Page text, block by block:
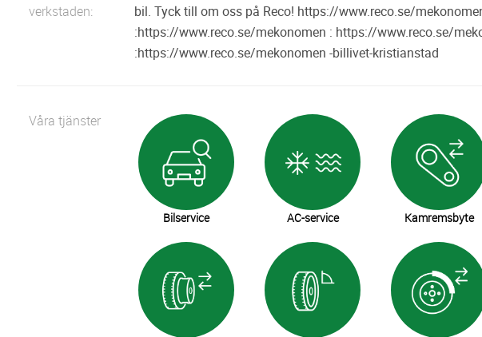
verkstaden:
bil. Tyck till om oss på Reco! https://www.reco.se/
:https://www.reco.se/mekonomen : https://www.reco.se/
:https://www.reco.se/mekonomen -billivet-kristianstad
Våra tjänster
Bilservice AC-service Kamremsbyte